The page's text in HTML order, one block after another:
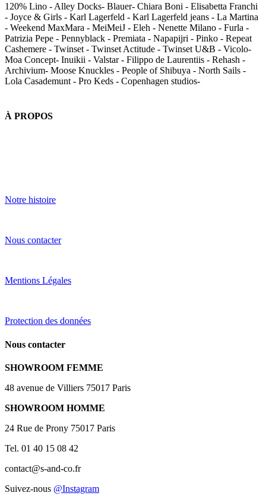
120% Lino - Alley Docks- Blauer- Chiara Boni - Elisabetta Franchi
- Joyce & Girls - Karl Lagerfeld - Karl Lagerfeld jeans - La Martina
- Weekend MaxMara - MeiMeiJ - Eleh - Nenette Milano - Furla -
Patrizia Pepe - Pennyblack - Premiata - Napapijri - Pinko - Repeat
Cashemere - Twinset - Twinset Actitude - Twinset U&B - Vicolo-
Moa Concept- Inuikii - Valstar - Filippo de Laurentiis - Rehash -
Archivium- Moose Knuckles - People of Shibuya - North Sails -
Lola Casademunt - Pro Keds - Copenhagen studios-
À PROPOS
Notre histoire
Nous contacter
Mentions Légales
Protection des données
Nous contacter
SHOWROOM FEMME
48 avenue de Villiers 75017 Paris
SHOWROOM HOMME
24 Rue de Prony 75017 Paris
Tel. 01 40 15 08 42
contact@s-and-co.fr
Suivez-nous @Instagram